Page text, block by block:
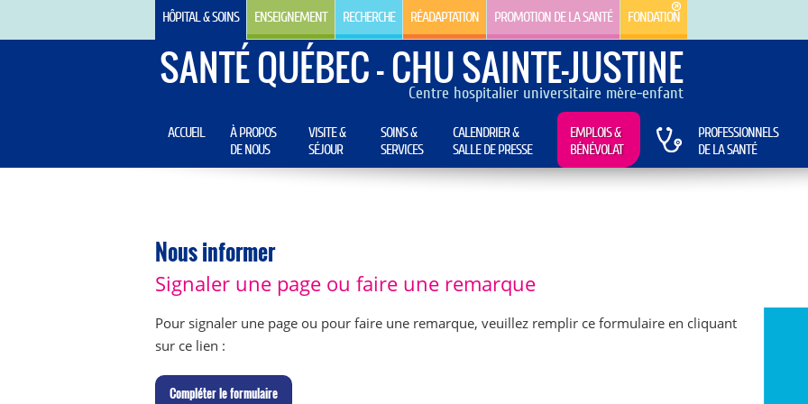
HÔPITAL & SOINS ENSEIGNEMENT RECHERCHE RÉADAPTATION PROMOTION DE LA SANTÉ FONDATION
SANTÉ QUÉBEC - CHU SAINTE-JUSTINE
Centre hospitalier universitaire mère-enfant
ACCUEIL
À PROPOS
DE NOUS
VISITE &
SÉJOUR
SOINS &
SERVICES
CALENDRIER &
SALLE DE PRESSE
EMPLOIS &
BÉNÉVOLAT
PROFESSIONNELS
DE LA SANTÉ
Nous informer
Signaler une page ou faire une remarque
Pour signaler une page ou pour faire une remarque, veuillez remplir ce formulaire en cliquant
sur ce lien :
Compléter le formulaire